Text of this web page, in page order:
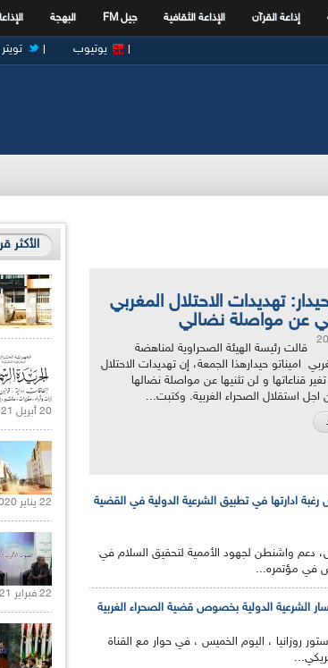
إذاعة القرآن الإذاعة الثقافية جيل FM البهجة
تويتر يوتيوب
تهديدات الاحتلال المغربي
عن مواصلة نضالي
قالت رئيسة الهيئة الصحراوية لمناهضة
اميناتو حيدارهذا الجمعة، إن تهديدات الاحتلال
قناعاتها و لن تثنيها عن مواصلة نضالها
استقلال الصحراء الغربية. وكتبت...
ادارتها في تطبيق الشرعية الدولية في القضية
دعم واشنطن لجهود الأممية لتحقيق السلام في
في مؤتمره...
الشرعية الدولية بخصوص قضية الصحراء الغربية
روزانيا ، اليوم الخميس ، في حوار مع القناة
الأكثر
20 أبريل 2021 |
22 يناير 2020 |
22 فبراير 2021 |